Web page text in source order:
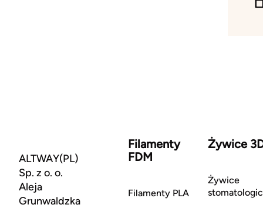
ALTWAY(PL)
Sp. z o. o.
Aleja
Grunwaldzka
Filamenty
FDM
Filamenty PLA
Żywice
Żywice